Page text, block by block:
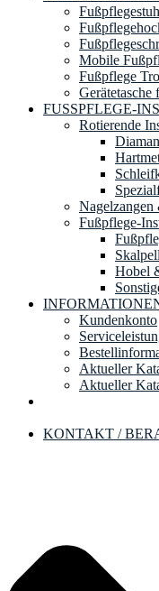
Mobile
Fußpflege
FUSSPFLEGE-
Rotierende
Nagelzangen
Fußpflege-
Hobel
Kundenkonto
Aktueller
Aktueller
KONTAKT /